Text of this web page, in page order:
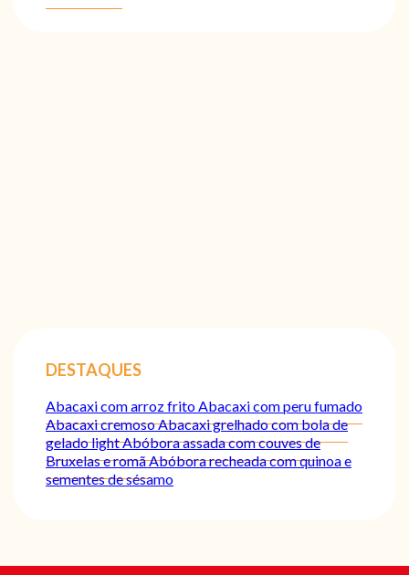
DESTAQUES
Abacaxi com arroz frito Abacaxi com peru fumado
Abacaxi cremosoAbacaxi grelhado com bola de
gelado lightAbóbora assada com couves de
Bruxelas e romãAbóbora recheada com quinoa e
sementes de sésamo